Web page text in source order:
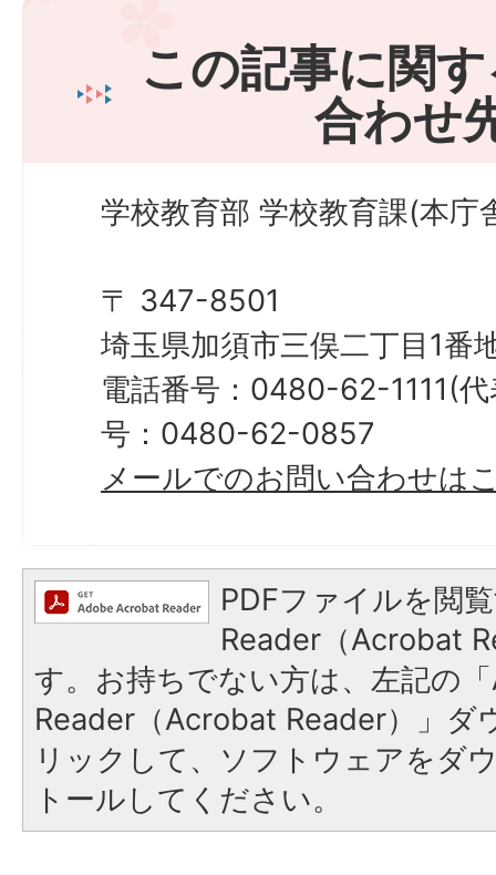
この記事に関
合わせ
学校教育部 学校教育課(本庁
〒 347-8501
埼玉県加須市三俣二丁目1番
電話番号：0480-62-1111(
号：0480-62-0857
メールでのお問い合わせは
PDFファイルを閲
Reader（Acrobat
す。お持ちでない方は、左記の
Reader（Acrobat Reader）」ダ
リックして、ソフトウェアをダ
トールしてください。